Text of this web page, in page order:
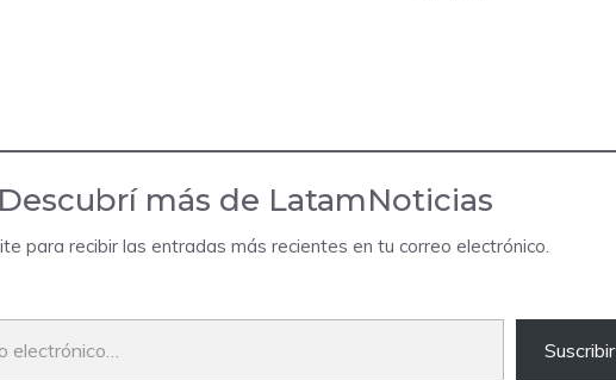
Descubrí más de LatamNoticias
para recibir las entradas más recientes en tu correo electrónico.
Suscribir